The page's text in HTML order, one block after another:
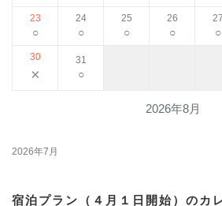
2026年8月
23
○
24
○
25
○
26
○
27
○
30
×
31
○
2026年7月
宿泊プラン（４月１日開始）のカ